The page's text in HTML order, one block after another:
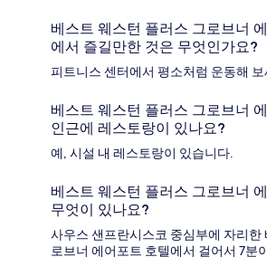
베스트 웨스턴 플러스 그로브너
에서 즐길만한 것은 무엇인가요?
피트니스 센터에서 평소처럼 운동해
베스트 웨스턴 플러스 그로브너
인근에 레스토랑이 있나요?
예, 시설 내 레스토랑이 있습니다.
베스트 웨스턴 플러스 그로브너
무엇이 있나요?
사우스 샌프란시스코 중심부에 자리한
로브너 에어포트 호텔에서 걸어서 7분